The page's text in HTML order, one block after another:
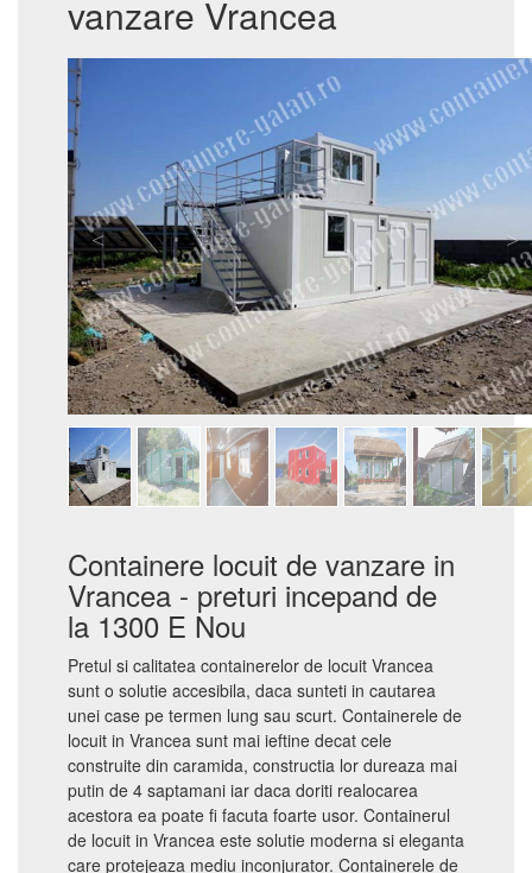
vanzare Vrancea
Containere locuit de vanzare in
Vrancea - preturi incepand de
la 1300 E Nou
Pretul si calitatea containerelor de locuit Vrancea
sunt o solutie accesibila, daca sunteti in cautarea
unei case pe termen lung sau scurt. Containerele de
locuit in Vrancea sunt mai ieftine decat cele
construite din caramida, constructia lor dureaza mai
putin de 4 saptamani iar daca doriti realocarea
acestora ea poate fi facuta foarte usor. Containerul
de locuit in Vrancea este solutie moderna si eleganta
care protejeaza mediu inconjurator. Containerele de